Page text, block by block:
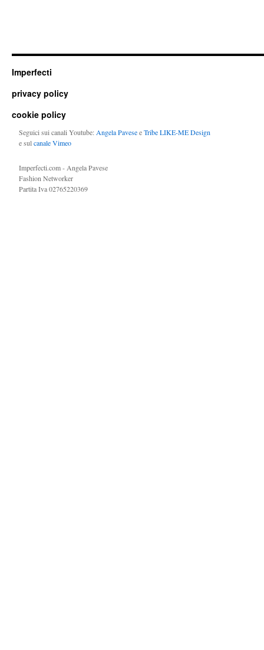
Imperfecti
privacy policy
cookie policy
Seguici sui canali Youtube: Angela PaveseeTribe LIKE-ME Design
e sulcanale Vimeo
Imperfecti.com - Angela Pavese
Fashion Networker
Partita Iva 02765220369